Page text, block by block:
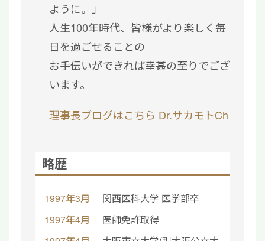
ように。」
人生100年時代、皆様がより楽しく毎
日を過ごせることの
お手伝いができれば幸甚の至りでござ
います。
理事長ブログはこちら Dr.サカモトCh
略歴
1997年3月
関西医科大学 医学部卒
1997年4月
医師免許取得